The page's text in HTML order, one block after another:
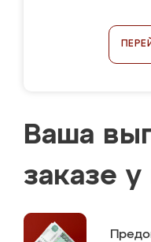
Ваша
заказе у